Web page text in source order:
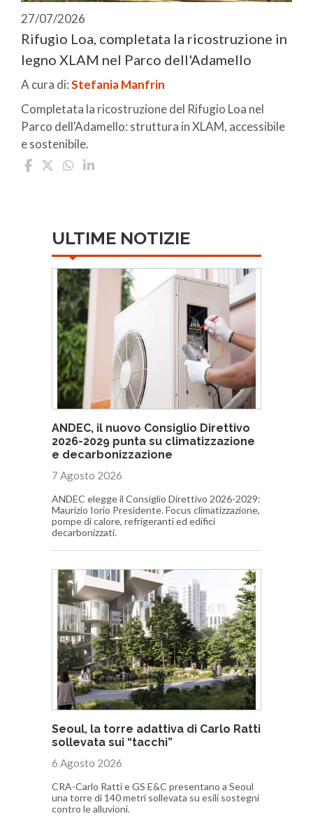
27/07/2026
Rifugio Loa, completata la ricostruzione in
legno XLAM nel Parco dell'Adamello
A cura di:Stefania Manfrin
Completata la ricostruzione del Rifugio Loa nel
Parco dell'Adamello: struttura in XLAM, accessibile
e sostenibile.
ULTIME NOTIZIE
ANDEC, il nuovo Consiglio Direttivo
2026-2029 punta su climatizzazione
e decarbonizzazione
7 Agosto 2026
ANDEC elegge il Consiglio Direttivo 2026-2029:
Maurizio Iorio Presidente. Focus climatizzazione,
pompe di calore, refrigeranti ed edifici
decarbonizzati.
Seoul, la torre adattiva di Carlo Ratti
sollevata sui “tacchi”
6 Agosto 2026
CRA-Carlo Ratti e GS E&C presentano a Seoul
una torre di 140 metri sollevata su esili sostegni
contro le alluvioni.